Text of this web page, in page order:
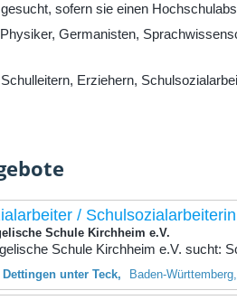
sofern sie einen
Germanisten,
Erziehern,
/
Schule Kirchheim e.V.
Schule Kirchheim e.V. sucht:
Dettingen unter Teck Baden-